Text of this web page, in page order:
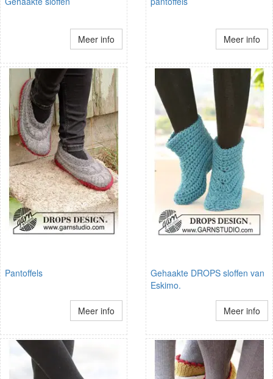
Meer info Meer info
Pantoffels
Meer info
Gehaakte DROPS sloffen van
Eskimo.
Meer info